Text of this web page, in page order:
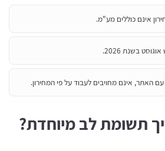
אינם כוללים מע"מ.
בשנת 2026.
עם האתר, אינם מחויבים לעבוד על פי המחירון.
תשומת לב מיוחדת?